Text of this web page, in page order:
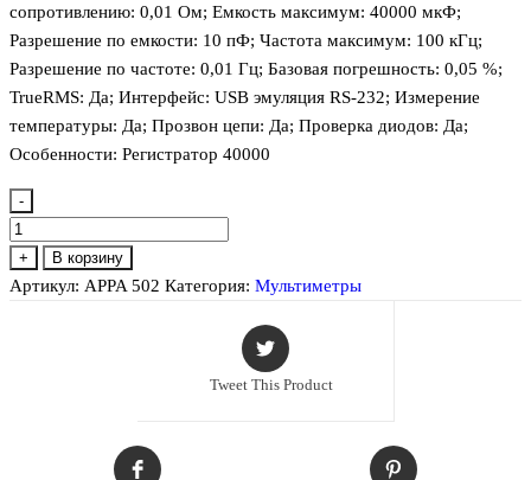
сопротивлению: 0,01 Ом; Емкость максимум: 40000 мкФ;
Разрешение по емкости: 10 пФ; Частота максимум: 100 кГц;
Разрешение по частоте: 0,01 Гц; Базовая погрешность: 0,05 %;
TrueRMS: Да; Интерфейс: USB эмуляция RS-232; Измерение
температуры: Да; Прозвон цепи: Да; Проверка диодов: Да;
Особенности: Регистратор 40000
-
Количество
товара
APPA
+ В корзину
Артикул: APPA 502 Категория: Мультиметры
Tweet This Product